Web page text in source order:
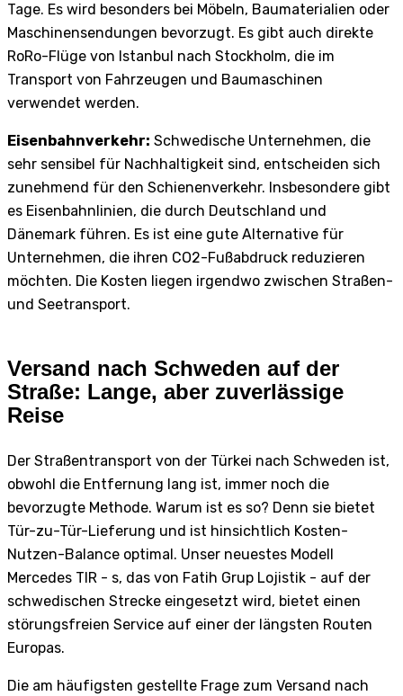
Tage. Es wird besonders bei Möbeln, Baumaterialien oder
Maschinensendungen bevorzugt. Es gibt auch direkte
RoRo-Flüge von Istanbul nach Stockholm, die im
Transport von Fahrzeugen und Baumaschinen
verwendet werden.
Eisenbahnverkehr: Schwedische Unternehmen, die
sehr sensibel für Nachhaltigkeit sind, entscheiden sich
zunehmend für den Schienenverkehr. Insbesondere gibt
es Eisenbahnlinien, die durch Deutschland und
Dänemark führen. Es ist eine gute Alternative für
Unternehmen, die ihren CO2-Fußabdruck reduzieren
möchten. Die Kosten liegen irgendwo zwischen Straßen-
und Seetransport.
Versand nach Schweden auf der
Straße: Lange, aber zuverlässige
Reise
Der Straßentransport von der Türkei nach Schweden ist,
obwohl die Entfernung lang ist, immer noch die
bevorzugte Methode. Warum ist es so? Denn sie bietet
Tür-zu-Tür-Lieferung und ist hinsichtlich Kosten-
Nutzen-Balance optimal. Unser neuestes Modell
Mercedes TIR - s, das von Fatih Grup Lojistik - auf der
schwedischen Strecke eingesetzt wird, bietet einen
störungsfreien Service auf einer der längsten Routen
Europas.
Die am häufigsten gestellte Frage zum Versand nach